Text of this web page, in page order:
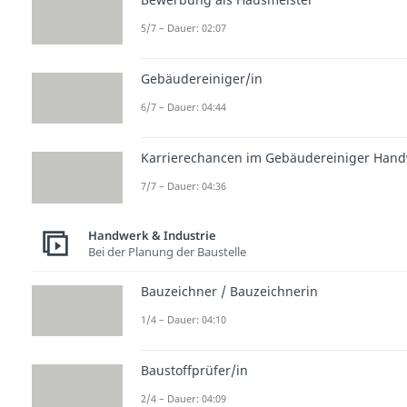
5/7 – Dauer: 02:07
Gebäudereiniger/in
6/7 – Dauer: 04:44
Karrierechancen im Gebäudereiniger
7/7 – Dauer: 04:36
Handwerk & Industrie
Bei der Planung der Baustelle
Bauzeichner / Bauzeichnerin
1/4 – Dauer: 04:10
Baustoffprüfer/in
2/4 – Dauer: 04:09